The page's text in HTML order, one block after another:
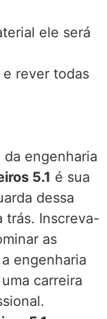
ele será
rever todas
engenharia
5.1 é sua
dessa
trás. Inscreva-
as
engenharia
carreira